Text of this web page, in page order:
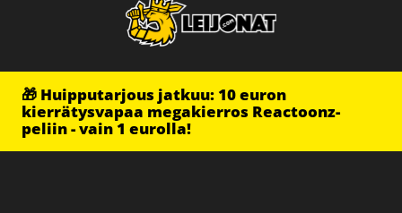
🎁 Huipputarjous jatkuu: 10 euron
kierrätysvapaa megakierros Reactoonz-
peliin - vain 1 eurolla!